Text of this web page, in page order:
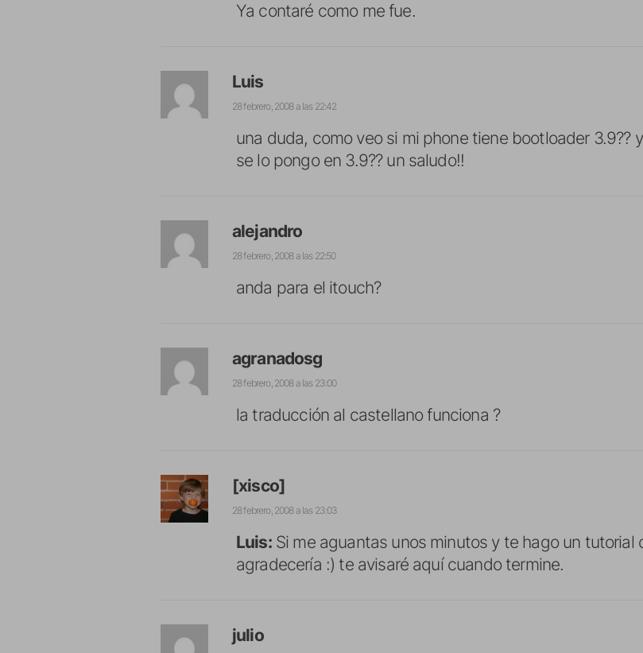
Ya contaré como me fue.
Luis
28 febrero, 2008 a las 22:42
una duda, como veo si mi phone tiene bootloader 3.9??
se lo pongo en 3.9?? un saludo!!
alejandro
28 febrero, 2008 a las 22:50
anda para el itouch?
agranadosg
28 febrero, 2008 a las 23:00
la traducción al castellano funciona ?
[xisco]
28 febrero, 2008 a las 23:03
Luis:Si me aguantas unos minutos y te hago un tutorial
agradecería :) te avisaré aquí cuando termine.
julio